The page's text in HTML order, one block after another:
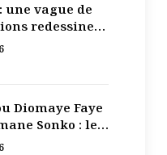
une vague de
redessine
Diomaye Faye
Sonko : le
du pouvoir ne